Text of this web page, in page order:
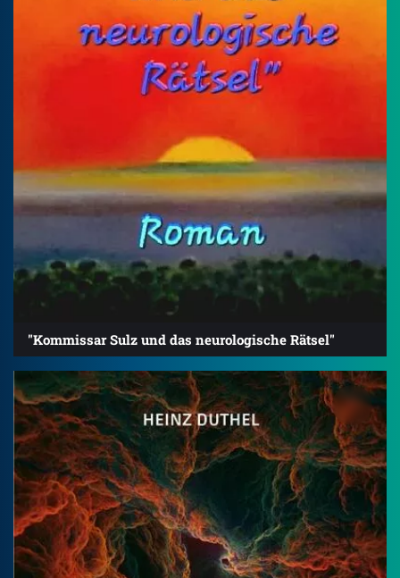
"Kommissar Sulz und das neurologische Rätsel"